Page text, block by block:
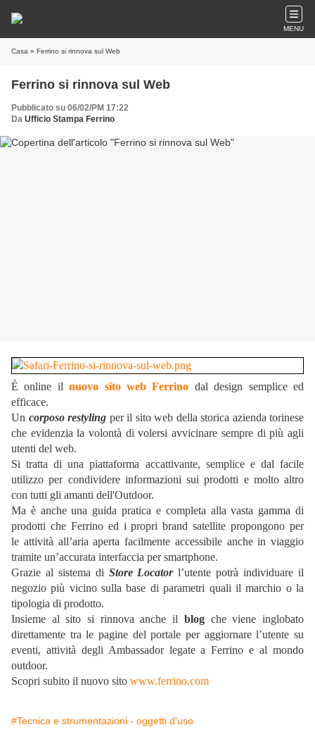
MENU
Casa » Ferrino si rinnova sul Web
Ferrino si rinnova sul Web
Pubblicato su 06/02/PM 17:22
Da Ufficio Stampa Ferrino
É online ilnuovo sito web Ferrino dal design semplice ed
efficace.
Un corposo restyling per il sito web della storica azienda torinese
che evidenzia la volontà di volersi avvicinare sempre di più agli
utenti del web.
Si tratta di una piattaforma accattivante, semplice e dal facile
utilizzo per condividere informazioni sui prodotti e molto altro
con tutti gli amanti dell'Outdoor.
Ma è anche una guida pratica e completa alla vasta gamma di
prodotti che Ferrino ed i propri brand satellite propongono per
le attività all’aria aperta facilmente accessibile anche in viaggio
tramite un’accurata interfaccia per smartphone.
Grazie al sistema di Store Locatorl’utente potrà individuare il
negozio più vicino sulla base di parametri quali il marchio o la
tipologia di prodotto.
Insieme al sito si rinnova anche il blogche viene inglobato
direttamente tra le pagine del portale per aggiornare l’utente su
eventi, attività degli Ambassador legate a Ferrino e al mondo
outdoor.
Scopri subito il nuovo sito www.ferrino.com
#Tecnica e strumentazioni - oggetti d'uso